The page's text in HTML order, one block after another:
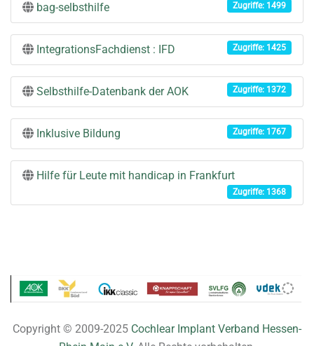
bag-selbsthilfe Zugriffe: 1499
IntegrationsFachdienst : IFD Zugriffe: 1425
Selbsthilfe-Datenbank der AOK Zugriffe: 1372
Inklusive Bildung Zugriffe: 1767
Hilfe für Leute mit handicap in Frankfurt
Zugriffe: 1368
Copyright © 2009-2025 Cochlear Implant Verband Hessen-